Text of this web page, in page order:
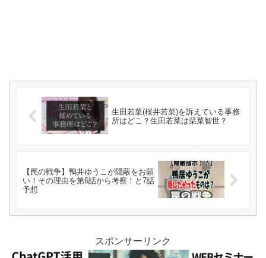
生田若菜(桜井若菜)を訴えている事務
所はどこ？生田若菜は栞菜智世？
【罠の戦争】鴨井ゆうこが隠蔽をお願
い！その理由を第6話から考察！と7話
予想
スポンサーリンク